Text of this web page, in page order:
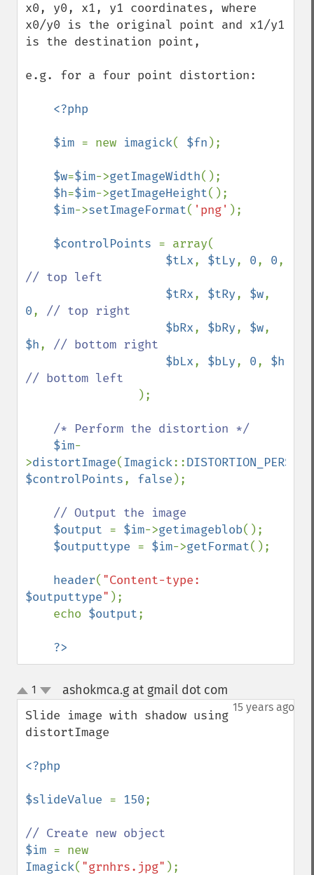
x0, y0, x1, y1 coordinates, where
x0/y0 is the original point and x1/y1
is the destination point,
e.g. for a four point distortion:
<?php
    $im
= new imagick( $fn );
$w=$im->getImageWidth();
$h=$im->getImageHeight();
$im->setImageFormat( 'png' );
$controlPoints = array(
$tLx, $tLy, 0, 0
// top left
$tRx, $tRy, $w
0, // top right
$bRx, $bRy, $w
$h, // bottom right
$bLx, $bLy, 0,
// bottom left
);
/* Perform the distortion */
$im-
>distortImage(Imagick::
$controlPoints, false );
// Output the image
$output = $im->getimageblob();
$outputtype = $im->getFormat();
header(
$outputtype" );
    echo
$output;
?>
up
down
1 ashokmca.g at gmail dot com
15 years ago
Slide image with shadow using
distortImage
<?php
$slideValue = 150;
$im
Imagick( "grnhrs.jpg" );